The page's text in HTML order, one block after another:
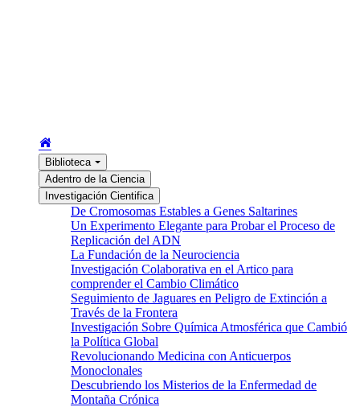
Biblioteca
Adentro de la Ciencia
Investigación Cientifica
De Cromosomas Estables a Genes Saltarines
Un Experimento Elegante para Probar el Proceso de
Replicación del ADN
La Fundación de la Neurociencia
Investigación Colaborativa en el Artico para
comprender el Cambio Climático
Seguimiento de Jaguares en Peligro de Extinción a
Través de la Frontera
Investigación Sobre Química Atmosférica que Cambió
la Política Global
Revolucionando Medicina con Anticuerpos
Monoclonales
Descubriendo los Misterios de la Enfermedad de
Montaña Crónica